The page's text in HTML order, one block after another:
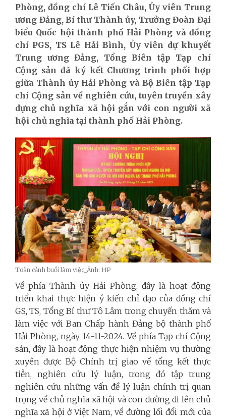
Phòng, đồng chí Lê Tiến Châu, Ủy viên Trung
ương Đảng, Bí thư Thành ủy, Trưởng Đoàn Đại
biểu Quốc hội thành phố Hải Phòng và đồng
chí PGS, TS Lê Hải Bình, Ủy viên dự khuyết
Trung ương Đảng, Tổng Biên tập Tạp chí
Cộng sản đã ký kết Chương trình phối hợp
giữa Thành ủy Hải Phòng và Bộ Biên tập Tạp
chí Cộng sản về nghiên cứu, tuyên truyền xây
dựng chủ nghĩa xã hội gắn với con người xã
hội chủ nghĩa tại thành phố Hải Phòng.
Toàn cảnh buổi làm việc_Ảnh: HP
Về phía Thành ủy Hải Phòng, đây là hoạt động
triển khai thực hiện ý kiến chỉ đạo của đồng chí
GS, TS, Tổng Bí thư Tô Lâm trong chuyến thăm và
làm việc với Ban Chấp hành Đảng bộ thành phố
Hải Phòng, ngày 14-11-2024. Về phía Tạp chí Cộng
sản, đây là hoạt động thực hiện nhiệm vụ thường
xuyên được Bộ Chính trị giao về tổng kết thực
tiễn, nghiên cứu lý luận, trong đó tập trung
nghiên cứu những vấn đề lý luận chính trị quan
trọng về chủ nghĩa xã hội và con đường đi lên chủ
nghĩa xã hội ở Việt Nam, về đường lối đổi mới của